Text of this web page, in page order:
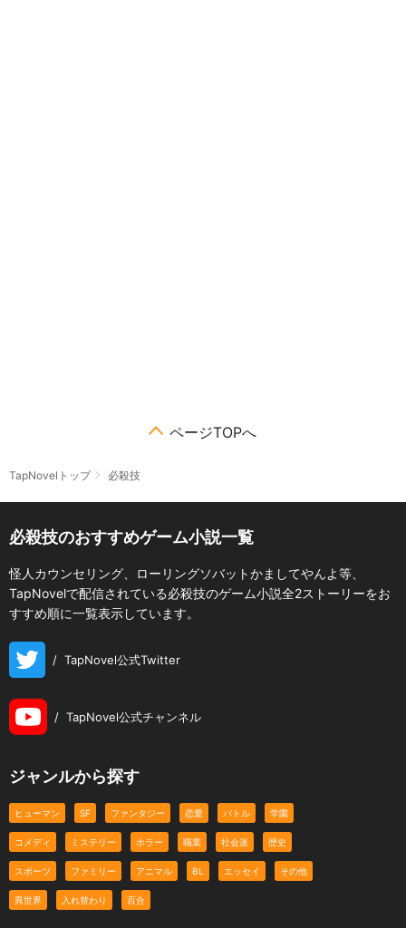
ページTOPへ
TapNovelトップ 必殺技
必殺技のおすすめゲーム小説一覧
怪人カウンセリング、ローリングソバットかましてやんよ等、
TapNovelで配信されている必殺技のゲーム小説全2ストーリーをお
すすめ順に一覧表示しています。
/ TapNovel公式Twitter
/ TapNovel公式チャンネル
ジャンルから探す
ヒューマン SF ファンタジー 恋愛 バトル 学園
コメディ ミステリー ホラー 職業 社会派 歴史
スポーツ ファミリー アニマル BL エッセイ その他
異世界 入れ替わり 百合